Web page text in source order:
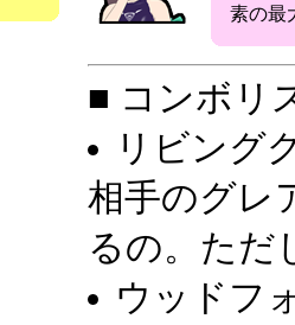
素の最
■ コンボリ
リビング
相手のグレ
るの。ただ
ウッドフ